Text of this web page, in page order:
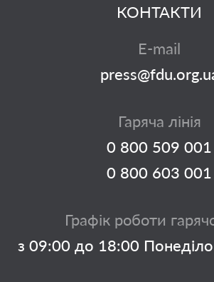
КОНТАКТИ
E-mail
Гаряча лінія
0 800 509 001
0 800 603 001
Графік роботи
з 09:00 до 18:00